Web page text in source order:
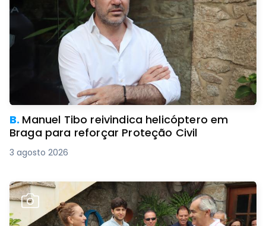
B. Manuel Tibo reivindica helicóptero em
Braga para reforçar Proteção Civil
3 agosto 2026